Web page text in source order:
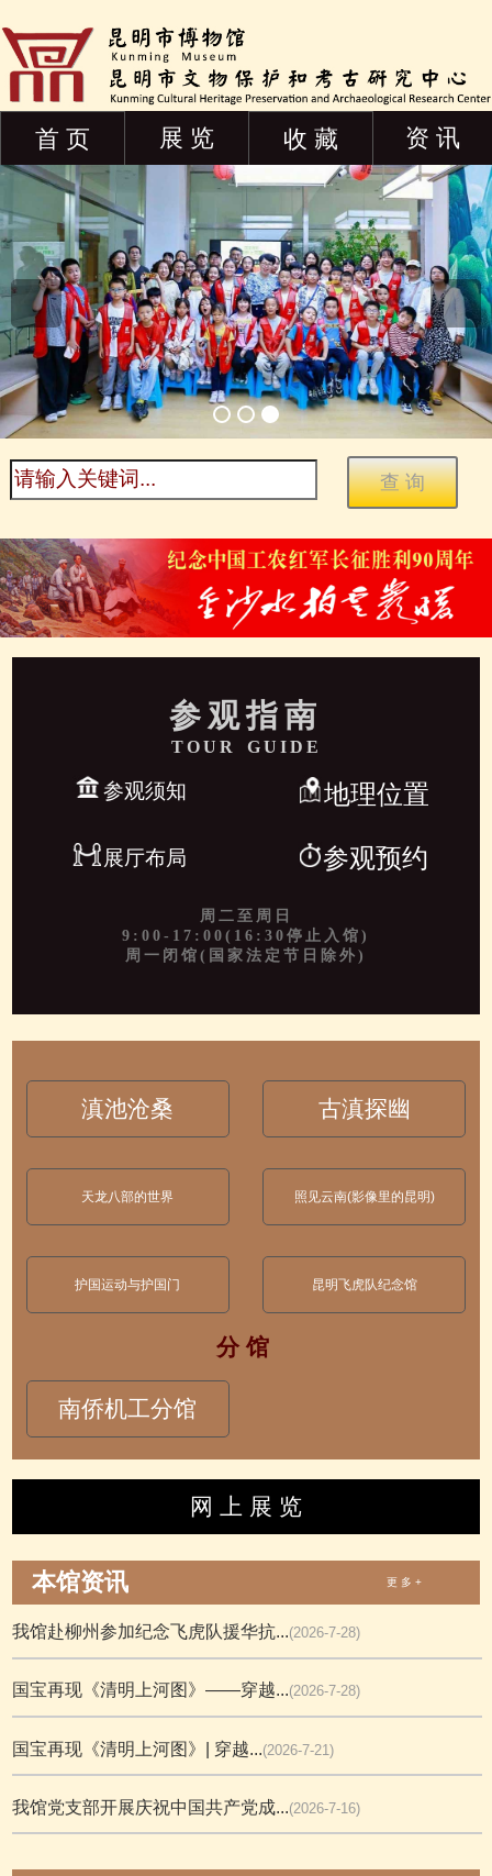
首 页 展 览 收 藏 资 讯
参观指南
TOUR GUIDE
参观须知 地理位置
展厅布局 参观预约
周二至周日
9:00-17:00(16:30停止入馆)
周一闭馆(国家法定节日除外)
滇池沧桑 古滇探幽
天龙八部的世界 照见云南(影像里的昆明)
护国运动与护国门 昆明飞虎队纪念馆
分 馆
南侨机工分馆
网 上 展 览
本馆资讯 更 多 +
我馆赴柳州参加纪念飞虎队援华抗...(2026-7-28)
国宝再现《清明上河图》——穿越...(2026-7-28)
国宝再现《清明上河图》| 穿越...(2026-7-21)
我馆党支部开展庆祝中国共产党成...(2026-7-16)